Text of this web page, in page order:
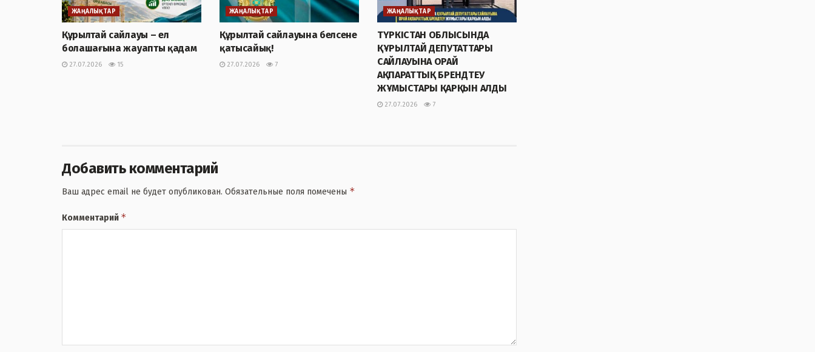
ЖАҢАЛЫҚТАР
Құрылтай сайлауы – ел
болашағына жауапты қадам
27.07.2026 15
ЖАҢАЛЫҚТАР
Құрылтай сайлауына белсене
қатысайық!
27.07.2026 7
ЖАҢАЛЫҚТАР
ТҮРКІСТАН ОБЛЫСЫНДА
ҚҰРЫЛТАЙ ДЕПУТАТТАРЫ
САЙЛАУЫНА ОРАЙ
АҚПАРАТТЫҚ БРЕНДТЕУ
ЖҰМЫСТАРЫ ҚАРҚЫН АЛДЫ
27.07.2026 7
Добавить комментарий
Ваш адрес email не будет опубликован. Обязательные поля помечены *
Комментарий *